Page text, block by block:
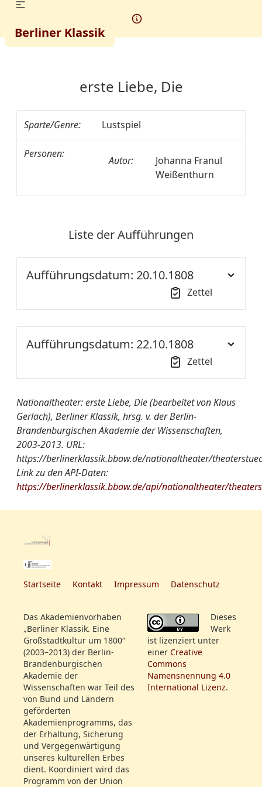
Berliner Klassik
erste Liebe, Die
Sparte/Genre: Lustspiel
Personen:
Autor:
Johanna Franul
Weißenthurn
Liste der Aufführungen
Aufführungsdatum: 20.10.1808
Zettel
Uhrzeit: 18:30
Ort der
NT S1
von A-Z:
Drey Akten, von Madame
Weißenthurn
Quelle:
weitere
Informationen:
Zum Erstenmale
[danach: Der
Opernschneider]
Rollenfeld:
Hr. Gern d. Sohn
Hr. Kaselitz
Mad. Sebastiani
Hr. Bethmann
Hr. Benda
Hr. Labes
Aufführungsdatum: 22.10.1808
Zettel
Ort der
Aufführung::
NT S1
Nationaltheater
von A-Z:
Die erste Liebe. Lustspiel in
Drey Akten, von Madame
Weißenthurn
weitere
Informationen:
Hr. Stich
Hr. Unzelmann
Hr. Gern d. Sohn
Hr. Kaselitz
Mlle. Unzelmann
Mad. Sebastiani
Hr. Bethmann
Hr. Benda
Hr. Leidel
Hr. Bessel
Hr. Labes
Nationaltheater: erste Liebe, Die (bearbeitet von Klaus
Gerlach), Berliner Klassik, hrsg. v. der Berlin-
Brandenburgischen Akademie der Wissenschaften,
2003-2013. URL:
https://berlinerklassik.bbaw.de/nationaltheater/
Link zu den API-Daten:
https://berlinerklassik.bbaw.de/api/nationaltheater/
Startseite Kontakt Impressum Datenschutz
Das Akademienvorhaben
„Berliner Klassik. Eine
Großstadtkultur um 1800“
(2003–2013) der Berlin-
Brandenburgischen
Akademie der
Wissenschaften war Teil des
von Bund und Ländern
geförderten
Akademienprogramms, das
der Erhaltung, Sicherung
und Vergegenwärtigung
unseres kulturellen Erbes
dient. Koordiniert wird das
Programm von der Union
Dieses
Werk
ist lizenziert unter
einer Creative
Commons
Namensnennung 4.0
International Lizenz.